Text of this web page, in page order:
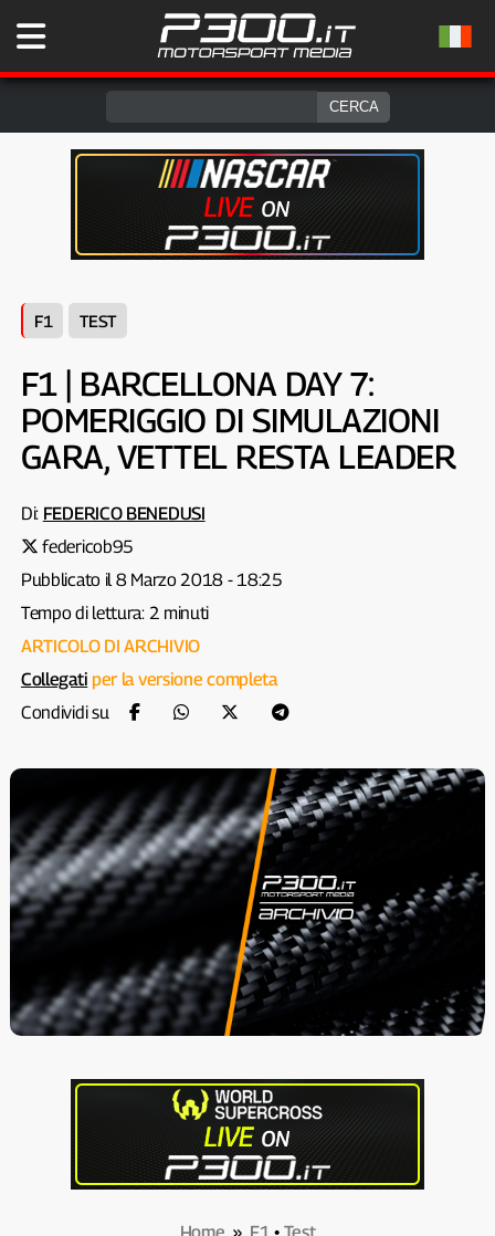
F1 TEST
F1 | BARCELLONA DAY 7:
POMERIGGIO DI SIMULAZIONI
GARA, VETTEL RESTA LEADER
Di: FEDERICO BENEDUSI
federicob95
Pubblicato il 8 Marzo 2018 - 18:25
Tempo di lettura: 2 minuti
ARTICOLO DI ARCHIVIO
Collegati per la versione completa
Condividi su